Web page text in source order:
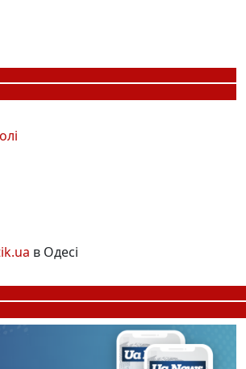
в Одесі